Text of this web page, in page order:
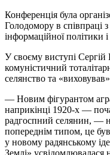
Конференція була
Голодомору в співпраці
інформаційної політики
У своєму виступі Сергій
комуністичний
селянство та
— Новим фігурантом
наприкінці 1920-х —
радгоспний селянин, —
попереднім типом, це
у новому радянському
Землі»